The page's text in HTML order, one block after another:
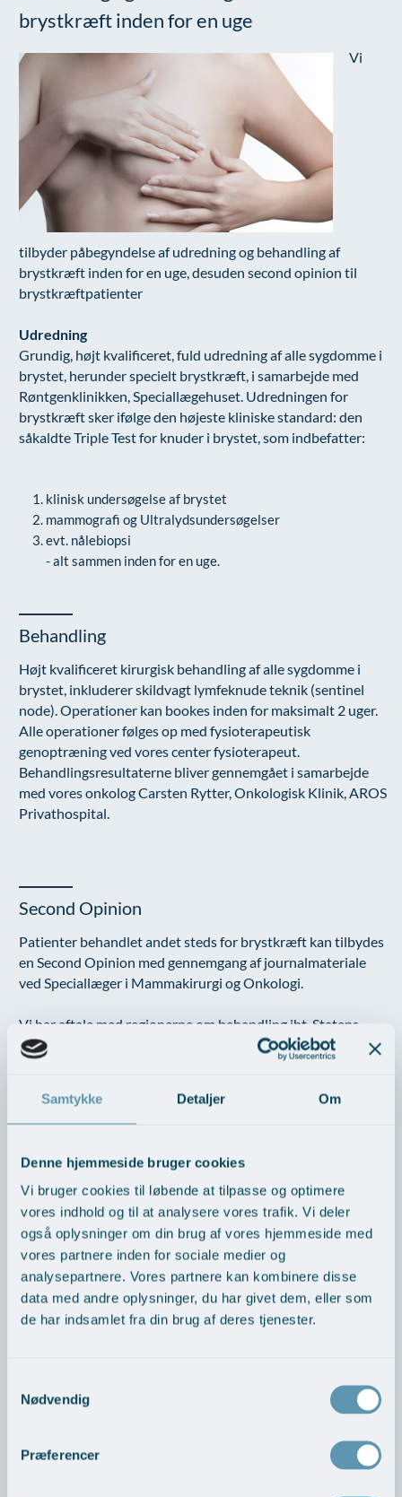
Samtykke Detaljer Om
Denne hjemmeside bruger cookies
Vi bruger cookies til løbende at tilpasse og optimere
vores indhold og til at analysere vores trafik. Vi deler
også oplysninger om din brug af vores hjemmeside med
vores partnere inden for sociale medier og
analysepartnere. Vores partnere kan kombinere disse
data med andre oplysninger, du har givet dem, eller som
de har indsamlet fra din brug af deres tjenester.
Nødvendig
Præferencer
Ar og strækmærker
Uønsket hårvækst
Aldersprægede håndrygge
Kropsforyngelse og opstramning
Intim konturering/foryngelse
Mandlig genitalområde - forskønnelse
Kosmetisk Plastikkirurgi
Kæbekirurgi
Før / efter billeder
Modelopskrivning
aging medicin
Prisliste
Skriv dig op
Udskrivelse
Kontakt os & Find vej
Kvalitet og patienttilfredshed
Nyttige links
Parkering og opladning på AROS Privathospital
Persondatapolitik på AROS
Rygepolitik
Samarbejde mellem specialer
Sengestuer
Standardbetingelser for privatbetalte
Ventetid i det offentlige - Frit sygehusvalg
Vores mål
brystkræft inden for en uge
Vi
tilbyder påbegyndelse af udredning og behandling af
brystkræft inden for en uge, desuden second opinion til
brystkræftpatienter
Udredning
Grundig, højt kvalificeret, fuld udredning af alle sygdomme i
brystet, herunder specielt brystkræft, i samarbejde med
Røntgenklinikken, Speciallægehuset. Udredningen for
brystkræft sker ifølge den højeste kliniske standard: den
såkaldte Triple Test for knuder i brystet, som indbefatter:
klinisk undersøgelse af brystet
mammografi og Ultralydsundersøgelser
evt. nålebiopsi
- alt sammen inden for en uge.
Behandling
Højt kvalificeret kirurgisk behandling af alle sygdomme i
brystet, inkluderer skildvagt lymfeknude teknik (sentinel
node). Operationer kan bookes inden for maksimalt 2 uger.
Alle operationer følges op med fysioterapeutisk
genoptræning ved vores center fysioterapeut.
Behandlingsresultaterne bliver gennemgået i samarbejde
med vores onkolog Carsten Rytter, Onkologisk Klinik, AROS
Privathospital.
Second Opinion
Patienter behandlet andet steds for brystkræft kan tilbydes
en Second Opinion med gennemgang af journalmateriale
ved Speciallæger i Mammakirurgi og Onkologi.
Vi har aftale med regionerne om behandling iht. Statens
Ventelistegaranti. Patienter med en sundhedsforsikring kan
anvende denne i forbindelse med behandling på AROS
Frit sygehusvalg
Der er frit sygehusvalg i Danmark og i nogle tilfælde
også udvidet frit sygehusvalg. Alle, der har udsigt til
mere end 1 måneds ventetid på undersøgelse eller
behandling på et offentligt sygehus, har ret til at vælge
Læs mere om ordningen her >
>
Mammakirurgi - priser